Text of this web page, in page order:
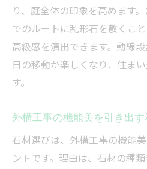
り、庭全体の印象を高めます
でのルートに乱形石を敷くこ
高級感を演出できます。動線
日の移動が楽しくなり、住ま
す。
外構工事の機能美を引き出
石材選びは、外構工事の機能
ントです。理由は、石材の種